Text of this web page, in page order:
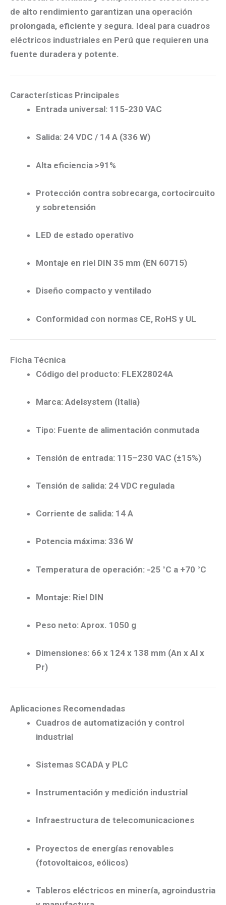
de alto rendimiento garantizan una operación
prolongada, eficiente y segura. Ideal para cuadros
eléctricos industriales en Perú que requieren una
fuente duradera y potente.
Características Principales
Entrada universal: 115-230 VAC
Salida: 24 VDC / 14 A (336 W)
Alta eficiencia >91%
Protección contra sobrecarga, cortocircuito
y sobretensión
LED de estado operativo
Montaje en riel DIN 35 mm (EN 60715)
Diseño compacto y ventilado
Conformidad con normas CE, RoHS y UL
Ficha Técnica
Código del producto: FLEX28024A
Marca: Adelsystem (Italia)
Tipo: Fuente de alimentación conmutada
Tensión de entrada: 115–230 VAC (±15%)
Tensión de salida: 24 VDC regulada
Corriente de salida: 14 A
Potencia máxima: 336 W
Temperatura de operación: -25 °C a +70 °C
Montaje: Riel DIN
Peso neto: Aprox. 1050 g
Dimensiones: 66 x 124 x 138 mm (An x Al x
Pr)
Aplicaciones Recomendadas
Cuadros de automatización y control
industrial
Sistemas SCADA y PLC
Instrumentación y medición industrial
Infraestructura de telecomunicaciones
Proyectos de energías renovables
(fotovoltaicos, eólicos)
Tableros eléctricos en minería, agroindustria